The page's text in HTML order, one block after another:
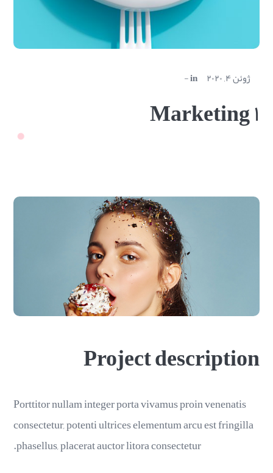
ژوئن ۴, ۲۰۲۰ in
Marketing ۱
Project description
Porttitor nullam integer porta vivamus proin venenatis
consectetur, potenti ultrices elementum arcu est fringilla
phasellus, placerat auctor litora consectetur.